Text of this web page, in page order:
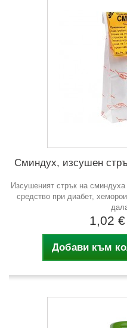
Сминдух, изсушен
Изсушеният стрък на
средство при диабет,
1,02 €
Добави към